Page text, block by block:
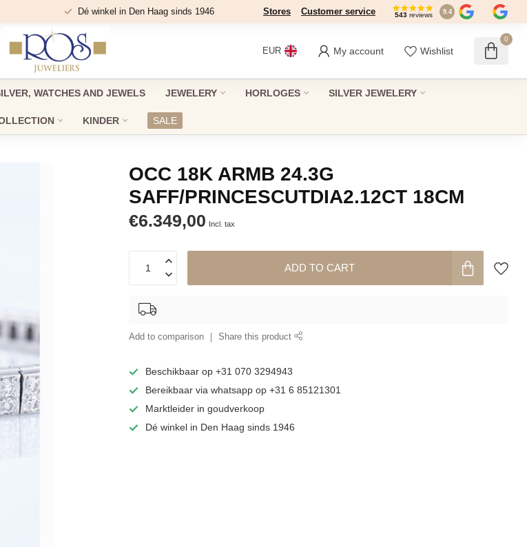
Dé winkel in Den Haag sinds 1946 Stores Customer service 543 reviews 9.4
EUR My account Wishlist
0
WATCHES AND JEWELS JEWELERY HORLOGES SILVER JEWELERY
KINDER SALE
OCC 18K ARMB 24.3G
SAFF/PRINCESCUTDIA2.12CT 18CM
€6.349,00 Incl. tax
ADD TO CART
Add to comparison Share this product
Beschikbaar op +31 070 3294943
Bereikbaar via whatsapp op +31 6 85121301
Marktleider in goudverkoop
Dé winkel in Den Haag sinds 1946